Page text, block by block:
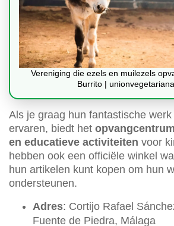
Vereniging die ezels en muilezels
Burrito |
Als je graag hun fantastische
ervaren, biedt het
en educatieve activiteiten voor
hebben ook een officiële winkel
hun artikelen kunt kopen om hun
ondersteunen.
Adres: Cortijo Rafael
Fuente de Piedra, Málaga